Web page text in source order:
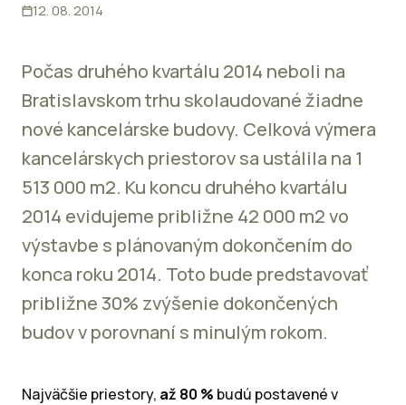
12. 08. 2014
Počas druhého kvartálu 2014 neboli na
Bratislavskom trhu skolaudované žiadne
nové kancelárske budovy. Celková výmera
kancelárskych priestorov sa ustálila na 1
513 000 m2. Ku koncu druhého kvartálu
2014 evidujeme približne 42 000 m2 vo
výstavbe s plánovaným dokončením do
konca roku 2014. Toto bude predstavovať
približne 30% zvýšenie dokončených
budov v porovnaní s minulým rokom.
Najväčšie priestory, až 80 % budú postavené v